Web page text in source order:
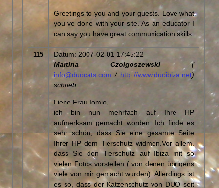
Greetings to you and your guests. Love what
you ve done with your site. As an educator I
can say you have great communication skills.
115
Datum: 2007-02-01 17:45:22
Martina Czolgoszewski(
info@duocats.com / http://www.duoibiza.net)
schrieb:
Liebe Frau Iomio,
ich bin nun mehrfach auf Ihre HP
aufmerksam gemacht worden. Ich finde es
sehr schön, dass Sie eine gesamte Seite
Ihrer HP dem Tierschutz widmen.Vor allem,
dass Sie den Tierschutz auf Ibiza mit so
vielen Fotos vorstellen ( von denen übrigens
viele von mir gemacht wurden). Allerdings ist
es so, dass der Katzenschutz von DUO seit